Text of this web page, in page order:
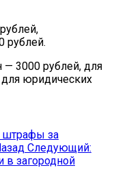
рублей.
3000 рублей, для
юридических
штрафы за
Следующий:
в загородной